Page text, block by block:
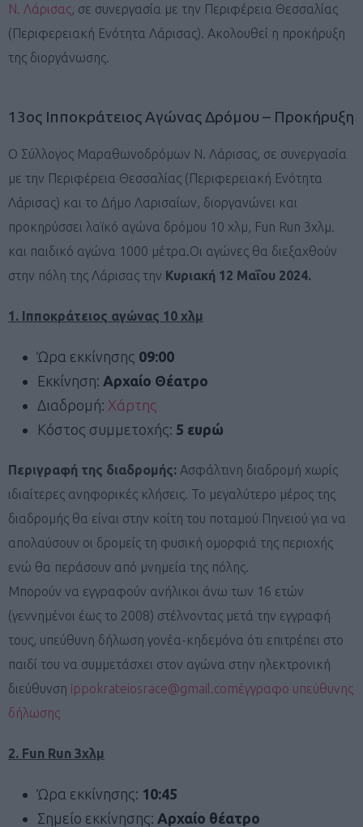
Ν. Λάρισας, σε συνεργασία με την Περιφέρεια Θεσσαλίας
(Περιφερειακή Ενότητα Λάρισας). Ακολουθεί η προκήρυξη
της διοργάνωσης.
13ος Ιπποκράτειος Αγώνας Δρόμου – Προκήρυξη
Ο Σύλλογος Μαραθωνοδρόμων Ν. Λάρισας, σε συνεργασία
με την Περιφέρεια Θεσσαλίας (Περιφερειακή Ενότητα
Λάρισας) και το Δήμο Λαρισαίων, διοργανώνει και
προκηρύσσει λαϊκό αγώνα δρόμου 10 χλμ, Fun Run 3χλμ.
και παιδικό αγώνα 1000 μέτρα.Οι αγώνες θα διεξαχθούν
στην πόλη της Λάρισας την Κυριακή 12 Μαΐου 2024.
1. Ιπποκράτειος αγώνας 10 χλμ
Ώρα εκκίνησης 09:00
Εκκίνηση: Αρχαίο Θέατρο
Διαδρομή: Χάρτης
Κόστος συμμετοχής: 5 ευρώ
Περιγραφή της διαδρομής: Ασφάλτινη διαδρομή χωρίς
ιδιαίτερες ανηφορικές κλήσεις. Το μεγαλύτερο μέρος της
διαδρομής θα είναι στην κοίτη του ποταμού Πηνειού για να
απολαύσουν οι δρομείς τη φυσική ομορφιά της περιοχής
ενώ θα περάσουν από μνημεία της πόλης.
Μπορούν να εγγραφούν ανήλικοι άνω των 16 ετών
(γεννημένοι έως το 2008) στέλνοντας μετά την εγγραφή
τους, υπεύθυνη δήλωση γονέα-κηδεμόνα ότι επιτρέπει στο
παιδί του να συμμετάσχει στον αγώνα στην ηλεκτρονική
διεύθυνση ippokrateiosrace@gmail.comέγγραφο υπεύθυνης
δήλωσης
2. Fun Run 3χλμ
Ώρα εκκίνησης: 10:45
Σημείο εκκίνησης: Αρχαίο θέατρο